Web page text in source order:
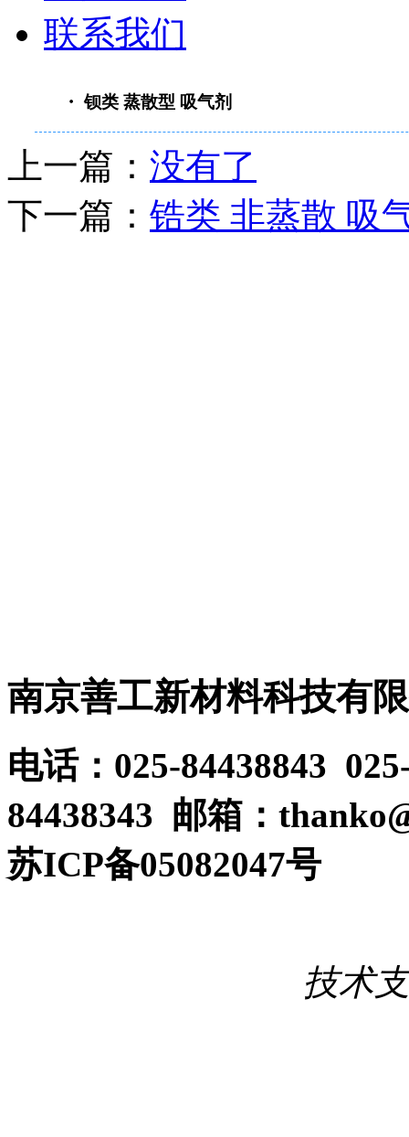
联系我们
・ 钡类 蒸散型 吸气剂
上一篇： 没有了
下一篇： 锆类 非蒸散 吸
南京善工新材料科技有
电话：025-84438843
84438343 邮箱：
苏ICP备05082047号
技术